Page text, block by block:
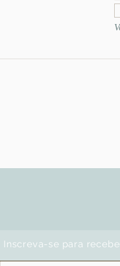
Inscreva-se para